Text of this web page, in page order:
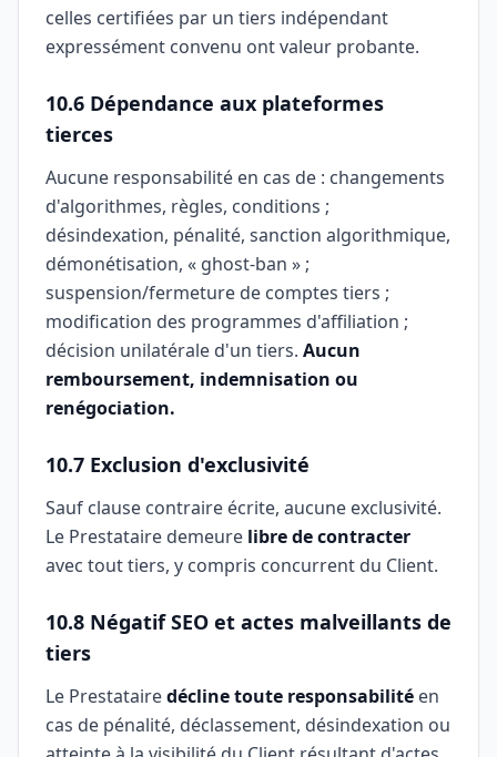
celles certifiées par un tiers indépendant
expressément convenu ont valeur probante.
10.6 Dépendance aux plateformes
tierces
Aucune responsabilité en cas de : changements
d'algorithmes, règles, conditions ;
désindexation, pénalité, sanction algorithmique,
démonétisation, « ghost-ban » ;
suspension/fermeture de comptes tiers ;
modification des programmes d'affiliation ;
décision unilatérale d'un tiers. Aucun
remboursement, indemnisation ou
renégociation.
10.7 Exclusion d'exclusivité
Sauf clause contraire écrite, aucune exclusivité.
Le Prestataire demeure libre de contracter
avec tout tiers, y compris concurrent du Client.
10.8 Négatif SEO et actes malveillants de
tiers
Le Prestatairedécline toute responsabilité en
cas de pénalité, déclassement, désindexation ou